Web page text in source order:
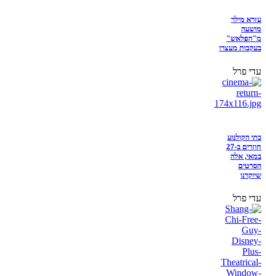
עזרא מילר
מושעה
מ"הפלאש"
בעקבות מעצרו
עדי פרל
בתי הקולנוע
חוזרים ב-27
במאי, אלה
הסרטים
שיוקרנו
עדי פרל